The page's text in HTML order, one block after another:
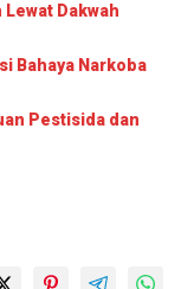
Dakwah
Bahaya Narkoba
Pestisida dan